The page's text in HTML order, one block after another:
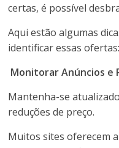
certas, é possível
Aqui estão algumas
identificar essas ofertas:
Monitorar Anúncios e
Mantenha-se
reduções de preço.
Muitos sites oferecem